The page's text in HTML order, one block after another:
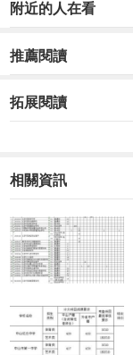
附近的人在看
推薦閱讀
拓展閱讀
相關資訊